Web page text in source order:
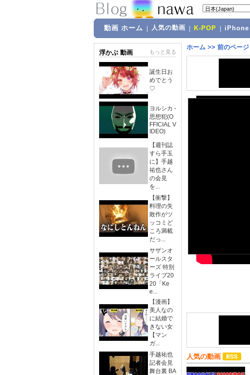
動画 ホーム 人気の動画 K-POP iPhone
浮かぶ 動画 もっと見る
誕生日お
めでとう
♡
ヨルシカ -
思想犯(O
FFICIAL V
IDEO)
【週刊誌
すら手玉
に】手越
祐也さん
の会見
を...
【衝撃】
料理の失
敗作がツ
ッコミど
ころ満載
だっ...
サザンオ
ールスタ
ーズ 特別
ライブ20
20「Ke
e...
【漫画】
美人なの
に結婚で
きない女
【マン
ガ...
手越祐也
記者会見
舞台裏 BA
ホーム >> 前のページ
人気の動画